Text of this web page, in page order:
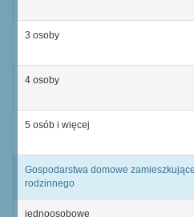
3 osoby
4 osoby
5 osób i więcej
Gospodarstwa domowe
rodzinnego
jednoosobowe